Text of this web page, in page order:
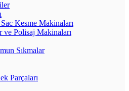
Kesme Makinaları
ve Polisaj Makinaları
Sıkmalar
Parçaları